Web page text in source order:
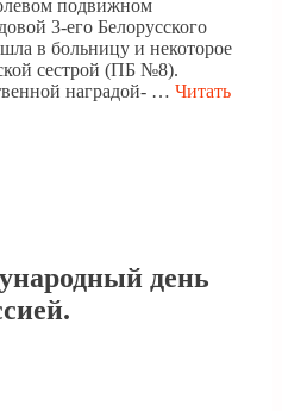
подвижном
3-его Белорусского
в больницу и некоторое
сестрой (ПБ №8).
наградой- … Читать
день